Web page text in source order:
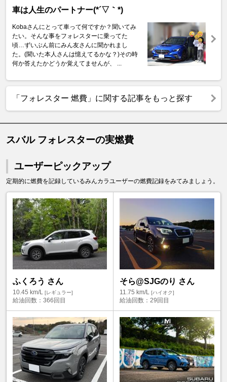
車は人生のパートナー(*´▽｀*)
Kobaさんにとって車って何ですか？聞いてみ
たい。そんな事をフォレスターに乗ってた
頃…ずいぶん前にみん友さんに聞かれまし
た。(聞いた本人さんは憶えてるかな？)その時
何か答えたかどうか覚えてませんが、 ...
「フォレスター 燃費」に関する記事をもっと探す
スバル フォレスターの実燃費
ユーザーピックアップ
定期的に燃費を記録しているみんカラユーザーの燃費記録をみてみましょう。
ふくろう さん
10.45 km/L [レギュラー]
給油回数： 366回目
そら@SJGのり さん
11.75 km/L [ハイオク]
給油回数： 29回目